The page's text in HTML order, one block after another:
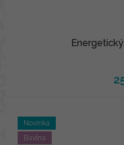
Novinka
Bavlna